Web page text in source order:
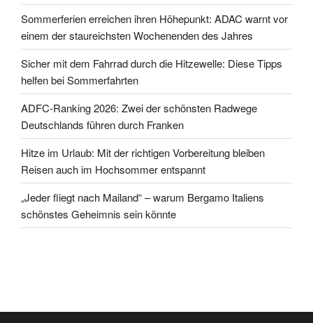
Sommerferien erreichen ihren Höhepunkt: ADAC warnt vor
einem der staureichsten Wochenenden des Jahres
Sicher mit dem Fahrrad durch die Hitzewelle: Diese Tipps
helfen bei Sommerfahrten
ADFC-Ranking 2026: Zwei der schönsten Radwege
Deutschlands führen durch Franken
Hitze im Urlaub: Mit der richtigen Vorbereitung bleiben
Reisen auch im Hochsommer entspannt
„Jeder fliegt nach Mailand“ – warum Bergamo Italiens
schönstes Geheimnis sein könnte